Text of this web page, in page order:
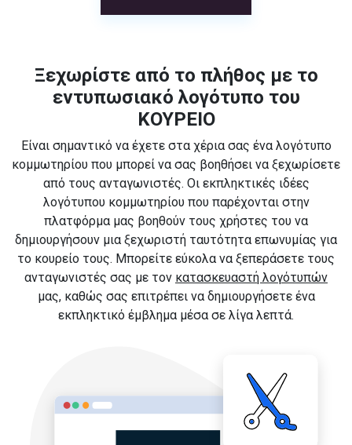
Ξεχωρίστε από το πλήθος με το
εντυπωσιακό λογότυπο του
ΚΟΥΡΕΙΟ
Είναι σημαντικό να έχετε στα χέρια σας ένα λογότυπο
κομμωτηρίου που μπορεί να σας βοηθήσει να ξεχωρίσετε
από τους ανταγωνιστές. Οι εκπληκτικές ιδέες
λογότυπου κομμωτηρίου που παρέχονται στην
πλατφόρμα μας βοηθούν τους χρήστες του να
δημιουργήσουν μια ξεχωριστή ταυτότητα επωνυμίας για
το κουρείο τους. Μπορείτε εύκολα να ξεπεράσετε τους
ανταγωνιστές σας με τον κατασκευαστή λογότυπών
μας, καθώς σας επιτρέπει να δημιουργήσετε ένα
εκπληκτικό έμβλημα μέσα σε λίγα λεπτά.